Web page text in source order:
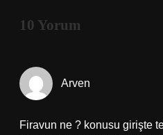
10 Yorum
Arven
Firavun ne ? konusu girişte